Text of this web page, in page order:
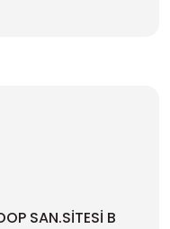
SAN.SİTESİ B